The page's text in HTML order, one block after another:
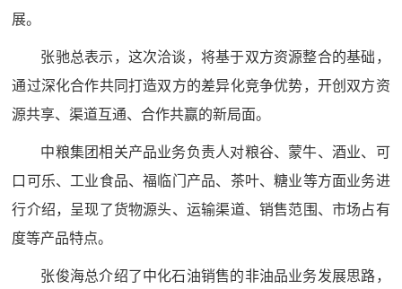
展。
张驰总表示，这次洽谈，将基于双方资源整合的基础，
通过深化合作共同打造双方的差异化竞争优势，开创双方资
源共享、渠道互通、合作共赢的新局面。
中粮集团相关产品业务负责人对粮谷、蒙牛、酒业、可
口可乐、工业食品、福临门产品、茶叶、糖业等方面业务进
行介绍，呈现了货物源头、运输渠道、销售范围、市场占有
度等产品特点。
张俊海总介绍了中化石油销售的非油品业务发展思路，